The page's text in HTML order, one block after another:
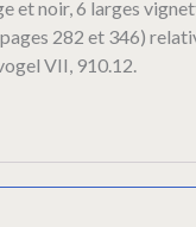
et noir, 6 larges
282 et 346)
VII, 910.12.